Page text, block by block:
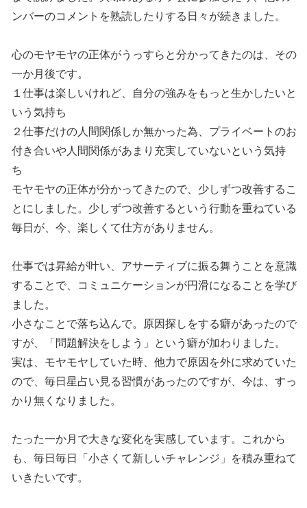
ンバーのコメントを熟読したりする日々が続きました。
心のモヤモヤの正体がうっすらと分かってきたのは、その
一か月後です。
１仕事は楽しいけれど、自分の強みをもっと生かしたいと
いう気持ち
２仕事だけの人間関係しか無かった為、プライベートのお
付き合いや人間関係があまり充実していないという気持
ち
モヤモヤの正体が分かってきたので、少しずつ改善するこ
とにしました。少しずつ改善するという行動を重ねている
毎日が、今、楽しくて仕方がありません。
仕事では昇給が叶い、アサーティブに振る舞うことを意識
することで、コミュニケーションが円滑になることを学び
ました。
小さなことで落ち込んで。原因探しをする癖があったので
すが、「問題解決をしよう」という癖が加わりました。
実は、モヤモヤしていた時、他力で原因を外に求めていた
ので、毎日星占い見る習慣があったのですが、今は、すっ
かり無くなりました。
たった一か月で大きな変化を実感しています。これから
も、毎日毎日「小さくて新しいチャレンジ」を積み重ねて
いきたいです。